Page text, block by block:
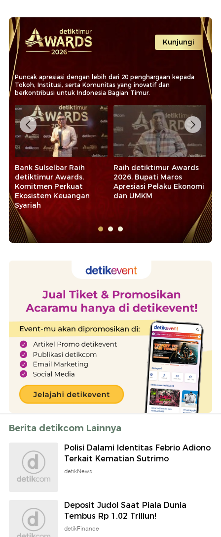
Kunjungi
Puncak apresiasi dengan lebih dari 20 penghargaan kepada
Tokoh, Institusi, serta Komunitas yang inovatif dan
berkontribusi untuk Indonesia Bagian Timur.
Bank Sulselbar Raih
detiktimur Awards,
Komitmen Perkuat
Ekosistem Keuangan
Syariah
Raih detiktimur Awards
2026, Bupati Maros
Apresiasi Pelaku Ekonomi
dan UMKM
Berita detikcom Lainnya
Polisi Dalami Identitas Febrio Adiono
Terkait Kematian Sutrimo
detikNews
Deposit Judol Saat Piala Dunia
Tembus Rp 1,02 Triliun!
detikFinance